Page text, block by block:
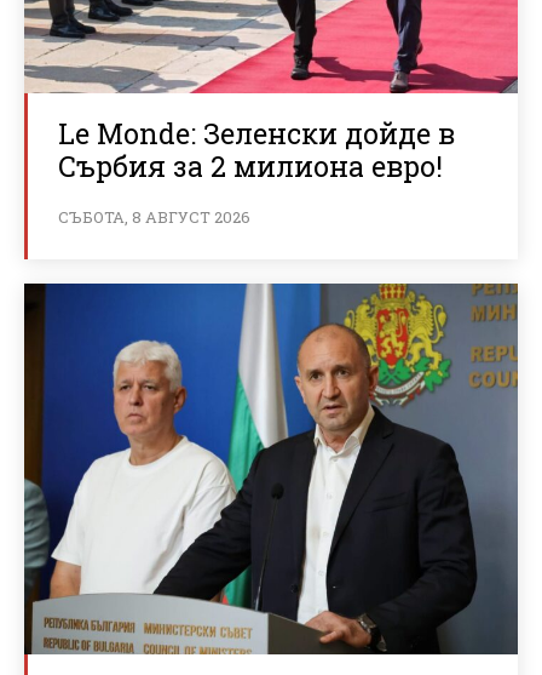
Le Monde: Зеленски дойде в
Сърбия за 2 милиона евро!
СЪБОТА, 8 АВГУСТ 2026